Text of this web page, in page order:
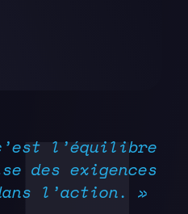
l’équilibre
des exigences
l’action. »